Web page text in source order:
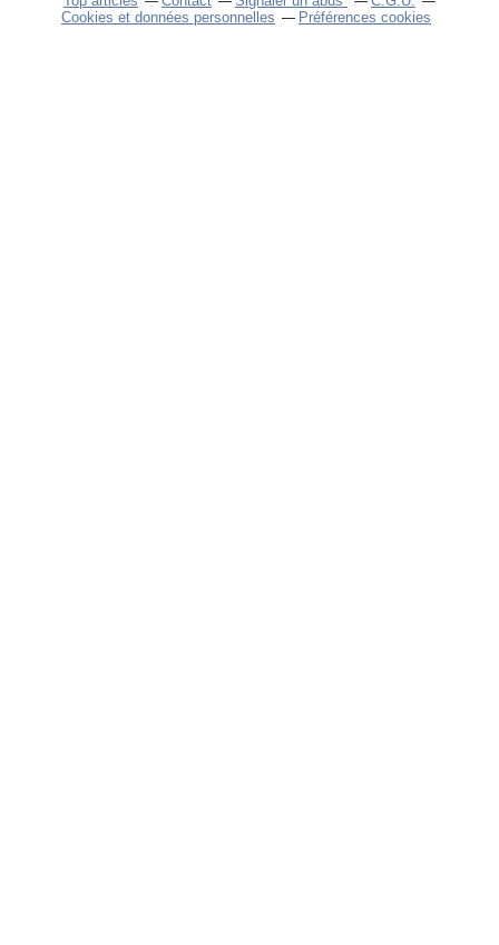
Cookies et données personnelles
Préférences cookies